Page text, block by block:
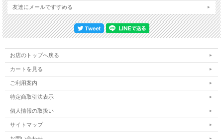
SIZE/身幅/裄丈/着丈
SR/58cm/87cm/66cm
MR/61cm/89cm/69cm
LR/64cm/91cm/72cm
※スタッフ 170cm 60kg SRサイズ着用
友達にメールですすめる
お店のトップへ戻る
カートを見る
ご利用案内
特定商取引法表示
個人情報の取扱い
サイトマップ